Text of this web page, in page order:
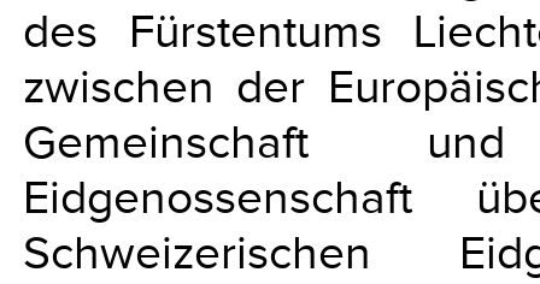
des Fürstentums
zwischen der
Gemeinschaft
Eidgenossenschaft
Schweizerischen